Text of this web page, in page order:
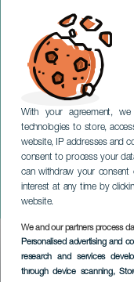
With your agreement,
technologies to store,
website, IP addresses and
consent to process your
can withdraw your
interest at any time by
website.
We and our partners process
Personalised advertising and
research and services
through device scanning,
Gala
GRAN CANARIA
Imagen
Listado